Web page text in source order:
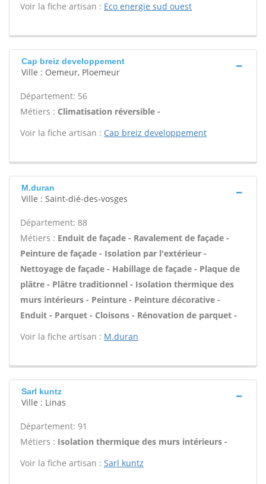
Voir la fiche artisan : Eco energie sud ouest
Cap breiz developpement
Ville : Oemeur, Ploemeur
Département: 56
Métiers : Climatisation réversible -
Voir la fiche artisan : Cap breiz developpement
M.duran
Ville : Saint-dié-des-vosges
Département: 88
Métiers : Enduit de façade - Ravalement de façade -
Peinture de façade - Isolation par l'extérieur -
Nettoyage de façade - Habillage de façade - Plaque de
plâtre - Plâtre traditionnel - Isolation thermique des
murs intérieurs - Peinture - Peinture décorative -
Enduit - Parquet - Cloisons - Rénovation de parquet -
Voir la fiche artisan : M.duran
Sarl kuntz
Ville : Linas
Département: 91
Métiers : Isolation thermique des murs intérieurs -
Voir la fiche artisan : Sarl kuntz